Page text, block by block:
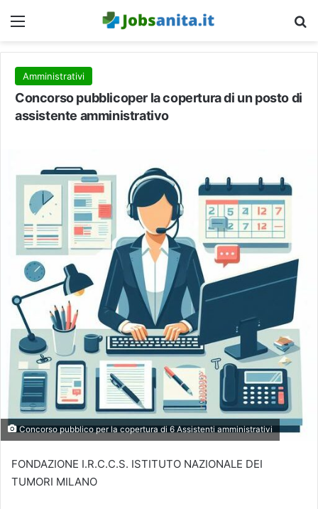
Menu
Amministrativi
Concorso pubblicoper la copertura di un posto di
assistente amministrativo
Concorso pubblico per la copertura di 6 Assistenti amministrativi
FONDAZIONE I.R.C.C.S. ISTITUTO NAZIONALE DEI
TUMORI MILANO